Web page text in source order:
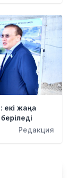
екі жаңа
Редакция